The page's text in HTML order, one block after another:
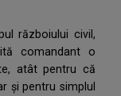
războiului civil,
comandant o
atât pentru că
și pentru simplul